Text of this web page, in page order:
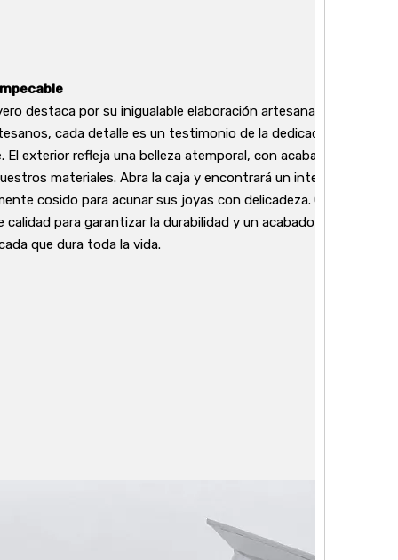
destaca por su inigualable elaboración artesanal.
cada detalle es un testimonio de la dedicación que
El exterior refleja una belleza atemporal, con acabados
materiales. Abra la caja y encontrará un interior de
cosido para acunar sus joyas con delicadeza. Cada caja
calidad para garantizar la durabilidad y un acabado impecable,
que dura toda la vida.